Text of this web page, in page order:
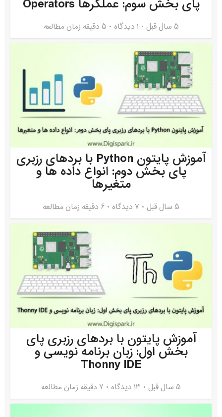
پای بخش سوم: عملگرها Operators
5 سال قبل ۱ دیدگاه 5 دقیقه زمان مطالعه
آموزش پایتون Python با بردهای رزبری
پای بخش دوم: انواع داده ها و
متغیرها
5 سال قبل ۷ دیدگاه 6 دقیقه زمان مطالعه
آموزش پایتون با بردهای رزبری پای
بخش اول: زبان برنامه نویسی و
Thonny IDE
5 سال قبل ۱۳ دیدگاه 7 دقیقه زمان مطالعه